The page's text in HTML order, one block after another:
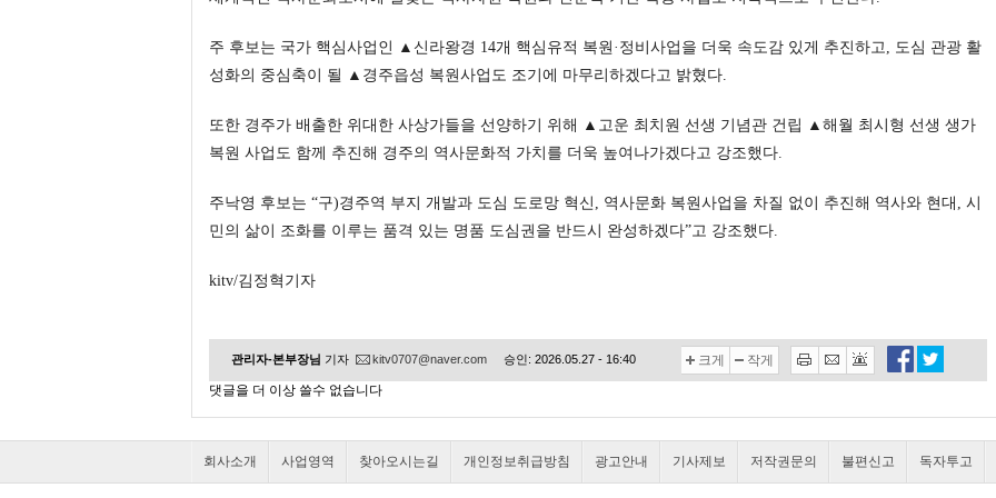
주 후보는 국가 핵심사업인 ▲신라왕경 14개 핵심유적 복원·정비사업을 더욱 속도감 있게 추진하고, 도심 관광 활
성화의 중심축이 될 ▲경주읍성 복원사업도 조기에 마무리하겠다고 밝혔다.
또한 경주가 배출한 위대한 사상가들을 선양하기 위해 ▲고운 최치원 선생 기념관 건립 ▲해월 최시형 선생 생가
복원 사업도 함께 추진해 경주의 역사문화적 가치를 더욱 높여나가겠다고 강조했다.
주낙영 후보는 “구)경주역 부지 개발과 도심 도로망 혁신, 역사문화 복원사업을 차질 없이 추진해 역사와 현대, 시
민의 삶이 조화를 이루는 품격 있는 명품 도심권을 반드시 완성하겠다”고 강조했다.
kitv/김정혁기자
관리자-본부장님 기자 kitv0707@naver.com 승인: 2026.05.27 - 16:40 크게
작게
댓글을 더 이상 쓸수 없습니다
회사소개 사업영역 찾아오시는길 개인정보취급방침 광고안내 기사제보 저작권문의 불편신고 독자투고